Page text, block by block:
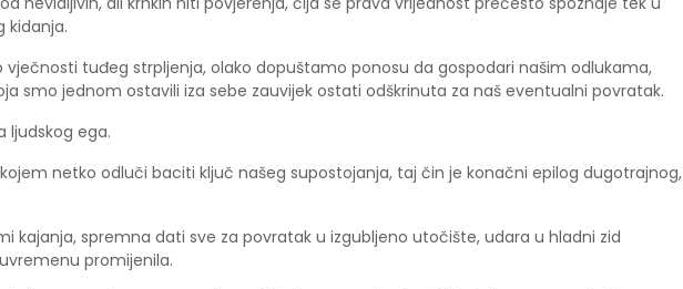
kidanja.
vječnosti tuđeg strpljenja, olako dopuštamo ponosu da gospodari našim odlukama,
smo jednom ostavili iza sebe zauvijek ostati odškrinuta za naš eventualni povratak.
ljudskog ega.
netko odluči baciti ključ našeg supostojanja, taj čin je konačni epilog dugotrajnog,
kajanja, spremna dati sve za povratak u izgubljeno utočište, udara u hladni zid
promijenila.